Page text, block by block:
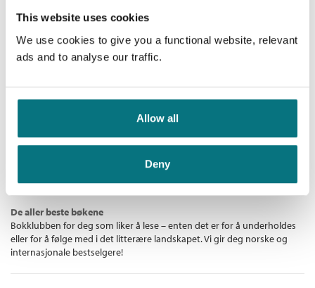
This website uses cookies
We use cookies to give you a functional website, relevant
ads and to analyse our traffic.
Allow all
Deny
Livshjulet
Cornelius Jakhelln
Bestselgerklubben - De beste boknyhetene
De aller beste bøkene
Bokklubben for deg som liker å lese – enten det er for å underholdes
eller for å følge med i det litterære landskapet. Vi gir deg norske og
internasjonale bestselgere!